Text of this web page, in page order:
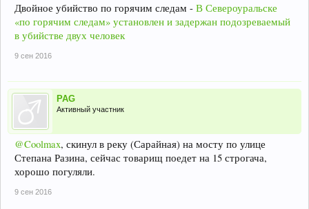
Двойное убийство по горячим следам - В Североуральске
«по горячим следам» установлен и задержан подозреваемый
в убийстве двух человек
9 сен 2016
PAG
Активный участник
@Coolmax, скинул в реку (Сарайная) на мосту по улице
Степана Разина, сейчас товарищ поедет на 15 строгача,
хорошо погуляли.
9 сен 2016